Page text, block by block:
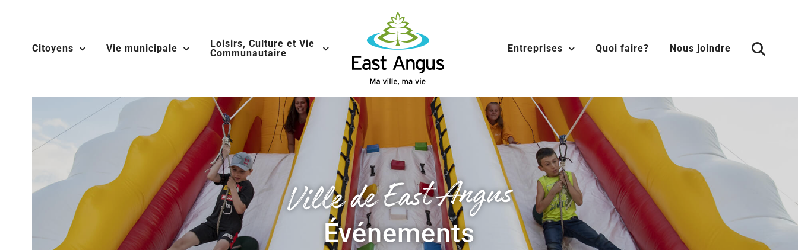
contentCitoyens Vie municipale
Loisirs, Culture et Vie
Communautaire
Entreprises Quoi faire? Nous joindre
Ville de East Angus
Événements